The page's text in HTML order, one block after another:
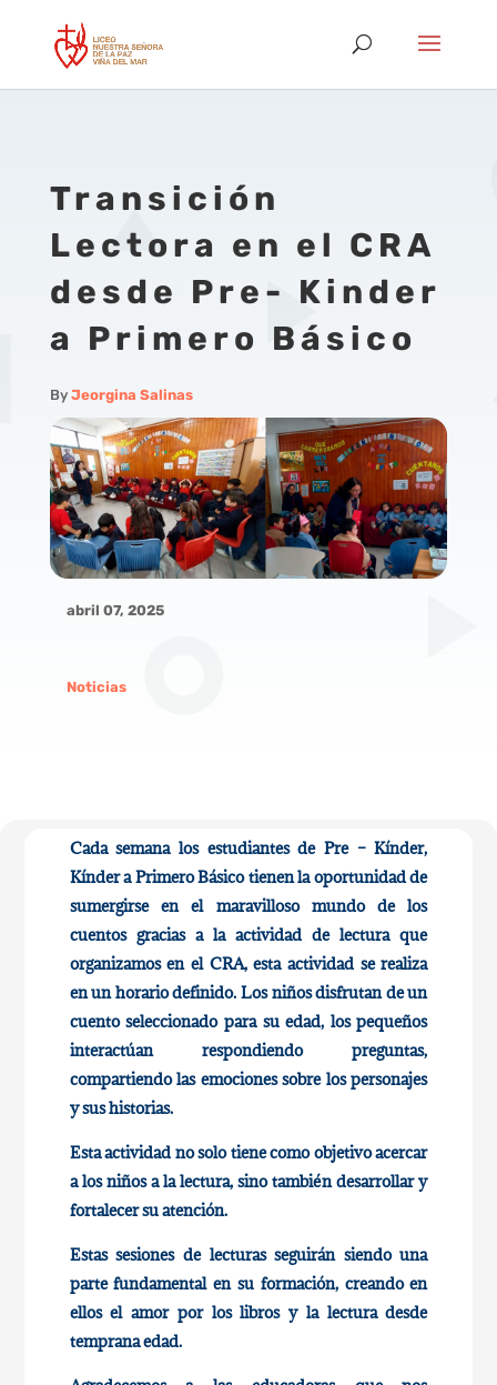
Transición
Lectora en el CRA
desde Pre- Kinder
a Primero Básico
By Jeorgina Salinas
abril 07, 2025
Noticias
Cadasemana los estudiantes de Pre – Kínder,
Kínder a Primero Básico tienen la oportunidad de
sumergirse en el maravilloso mundo de los
cuentos gracias a la actividad de lectura que
organizamos en el CRA, esta actividad se realiza
en un horario definido. Los niños disfrutan de un
cuento seleccionado para su edad, los pequeños
interactúan respondiendo preguntas,
compartiendo las emociones sobre los personajes
y sus historias.
Esta actividad no solo tiene como objetivo acercar
a los niños a la lectura, sino también desarrollar y
fortalecer su atención.
Estas sesiones de lecturas seguirán siendo una
parte fundamental en su formación, creando en
ellos el amor por los libros y la lectura desde
temprana edad.